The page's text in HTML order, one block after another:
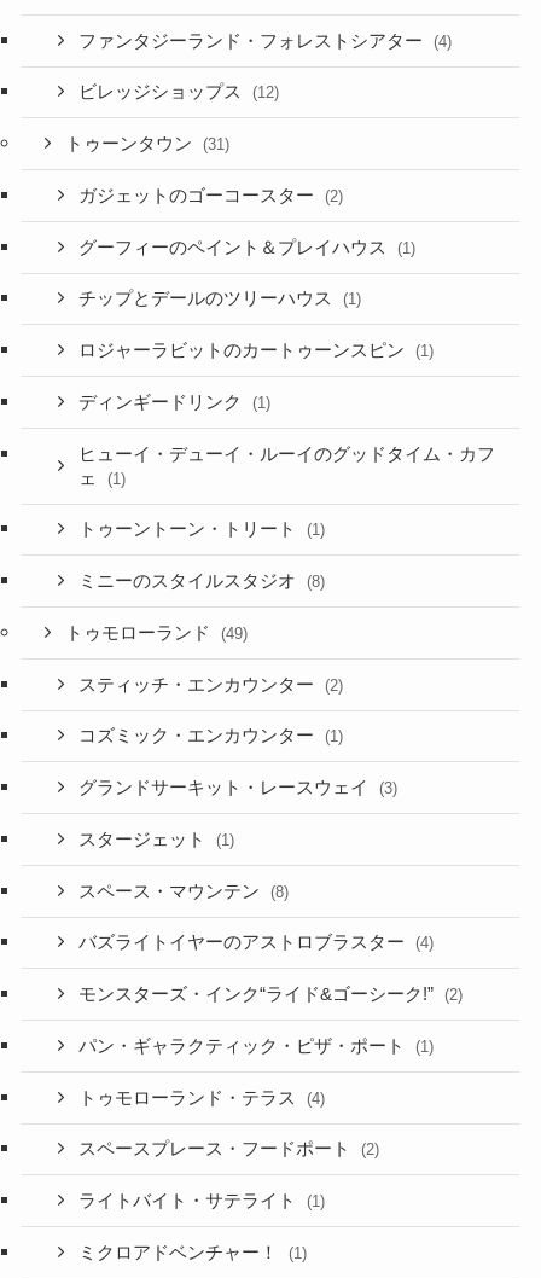
ファンタジーランド・フォレストシアター (4)
ビレッジショップス (12)
トゥーンタウン (31)
ガジェットのゴーコースター (2)
グーフィーのペイント＆プレイハウス (1)
チップとデールのツリーハウス (1)
ロジャーラビットのカートゥーンスピン (1)
ディンギードリンク (1)
ヒューイ・デューイ・ルーイのグッドタイム・カフ
ェ
(1)
トゥーントーン・トリート (1)
ミニーのスタイルスタジオ (8)
トゥモローランド (49)
スティッチ・エンカウンター (2)
コズミック・エンカウンター (1)
グランドサーキット・レースウェイ (3)
スタージェット (1)
スペース・マウンテン (8)
バズライトイヤーのアストロブラスター (4)
モンスターズ・インク“ライド&ゴーシーク!” (2)
パン・ギャラクティック・ピザ・ポート (1)
トゥモローランド・テラス (4)
スペースプレース・フードポート (2)
ライトバイト・サテライト (1)
ミクロアドベンチャー！ (1)